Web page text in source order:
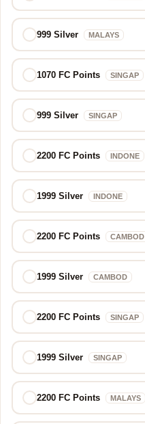
999 Silver MALAYS
1070 FC Points SINGAP
999 Silver SINGAP
2200 FC Points INDONE
1999 Silver INDONE
2200 FC Points CAMBOD
1999 Silver CAMBOD
2200 FC Points SINGAP
1999 Silver SINGAP
2200 FC Points MALAYS